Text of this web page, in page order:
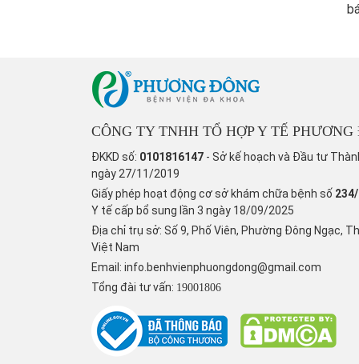
CÔNG TY TNHH TỔ HỢP Y TẾ
ĐKKD số: 0101816147 - Sở kế hoạch và Đầu tư
ngày 27/11/2019
Giấy phép hoạt động cơ sở khám chữa bệnh số
Y tế cấp bổ sung lần 3 ngày 18/09/2025
Địa chỉ trụ sở: Số 9, Phố Viên, Phường Đông Ngạc,
Việt Nam
Email: info.benhvienphuongdong@gmail.com
Tổng đài tư vấn: 19001806